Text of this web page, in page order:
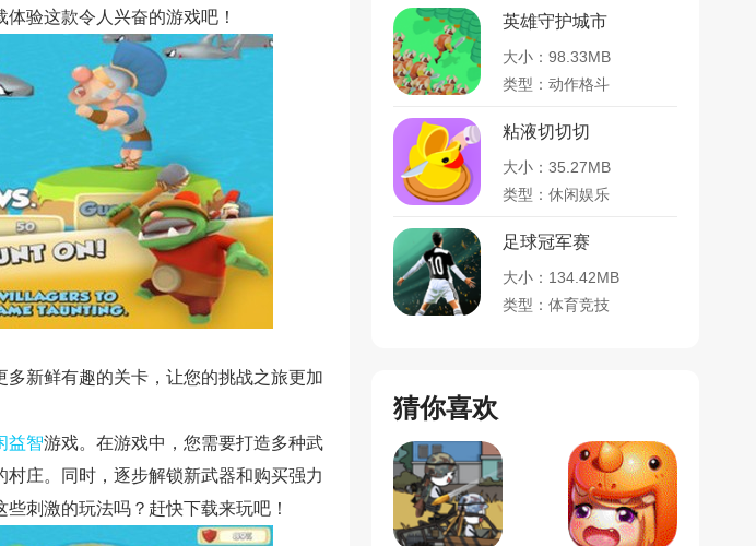
验这款令人兴奋的游戏吧！
新鲜有趣的关卡，让您的挑战之旅更加
益智游戏。在游戏中，您需要打造多种武
庄。同时，逐步解锁新武器和购买强力
刺激的玩法吗？赶快下载来玩吧！
英雄守护城市
大小：98.33MB
类型：动作格斗
粘液切切切
大小：35.27MB
类型：休闲娱乐
足球冠军赛
大小：134.42MB
类型：体育竞技
猜你喜欢